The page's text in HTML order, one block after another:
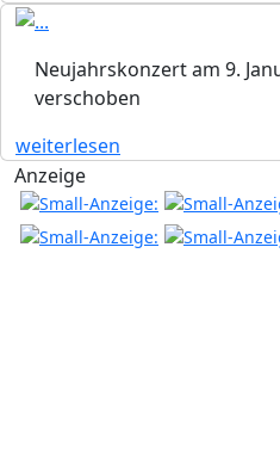
Neujahrskonzert am 9.
verschoben
weiterlesen
Anzeige